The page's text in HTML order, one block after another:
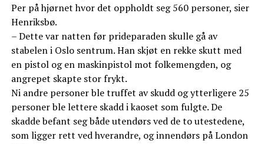
Per på hjørnet hvor det oppholdt seg 560 personer, sier
Henriksbø.
– Dette var natten før prideparaden skulle gå av
stabelen i Oslo sentrum. Han skjøt en rekke skutt med
en pistol og en maskinpistol mot folkemengden, og
angrepet skapte stor frykt.
Ni andre personer ble truffet av skudd og ytterligere 25
personer ble lettere skadd i kaoset som fulgte. De
skadde befant seg både utendørs ved de to utestedene,
som ligger rett ved hverandre, og innendørs på London